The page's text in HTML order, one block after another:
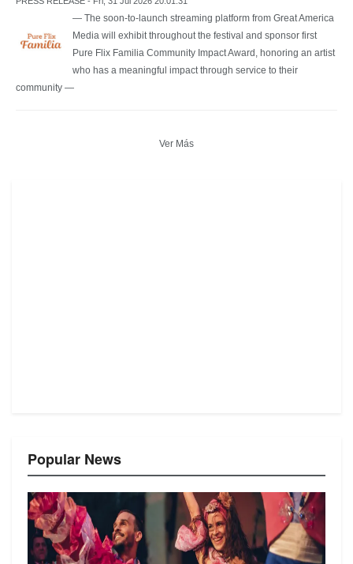
— The soon-to-launch streaming platform from Great America
Media will exhibit throughout the festival and sponsor first
Pure Flix Familia Community Impact Award, honoring an artist
who has a meaningful impact through service to their
community —
Ver Más
Popular News